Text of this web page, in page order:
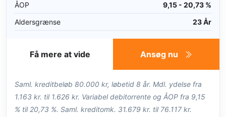
ÅOP
9,15 - 20,73 %
Aldersgrænse
23 År
Ansøg nu
Få mere at vide
Saml. kreditbeløb 80.000 kr, løbetid 8 år. Mdl. ydelse fra
1.163 kr. til 1.626 kr. Variabel debitorrente og ÅOP fra 9,15
% til 20,73 %. Saml. kreditomk. 31.679 kr. til 76.117 kr.